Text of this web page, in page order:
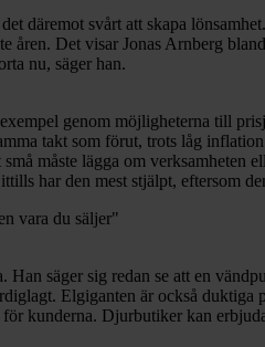
däremot svårt att skapa
åren. Det visar Jonas Arnberg
nu, säger han.
genom möjligheterna till
takt som förut, trots låg
måste lägga om verksamheten
har den mest stjälpt, eftersom
vara du säljer"
säger sig redan se att en
Elgiganten är också duktiga
kunderna. Djurbutiker kan